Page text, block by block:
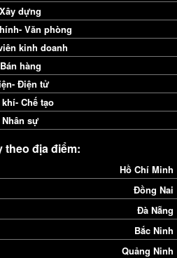
Xây dựng
Văn phòng
kinh doanh
Bán hàng
Điện tử
Chế tạo
Nhân sự
theo địa điểm:
Hồ Chí Minh
Đồng Nai
Đà Nẵng
Bắc Ninh
Quảng Ninh